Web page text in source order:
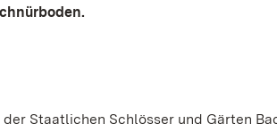
Staatlichen Schlösser und Gärten